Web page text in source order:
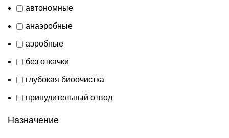
автономные
анаэробные
аэробные
без откачки
глубокая биоочистка
принудительный отвод
Назначение